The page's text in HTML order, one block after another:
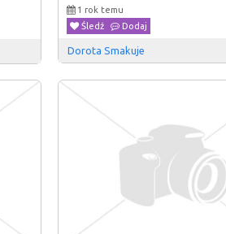
1 rok temu
Śledź
Dodaj
Dorota Smakuje